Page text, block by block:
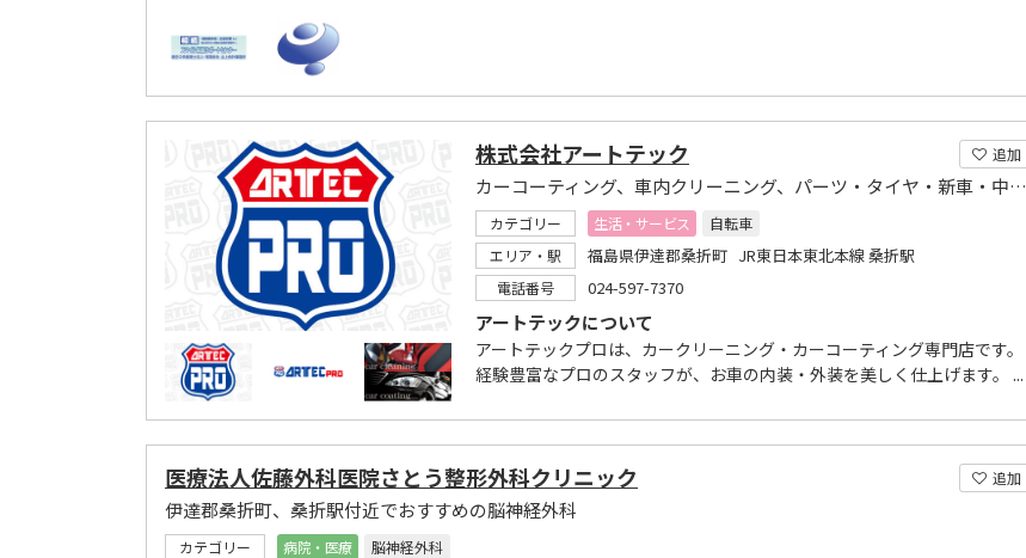
追加
株式会社アートテック
カーコーティング、車内クリーニング、パーツ・タイヤ・新車・中古車販売
カテゴリー 生活・サービス
自転車
エリア・駅
福島県伊達郡桑折町 JR東日本東北本線 桑折駅
電話番号 024-597-7370
アートテックについて
アートテックプロは、カークリーニング・カーコーティング専門店です。
経験豊富なプロのスタッフが、お車の内装・外装を美しく仕上げます。 ...
追加
医療法人佐藤外科医院さとう整形外科クリニック
伊達郡桑折町、桑折駅付近でおすすめの脳神経外科
カテゴリー 病院・医療
脳神経外科